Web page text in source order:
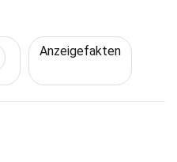
Anzeigefakten